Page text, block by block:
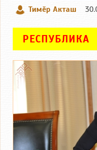
Тимӗр Акташ
РЕСПУБЛИКА